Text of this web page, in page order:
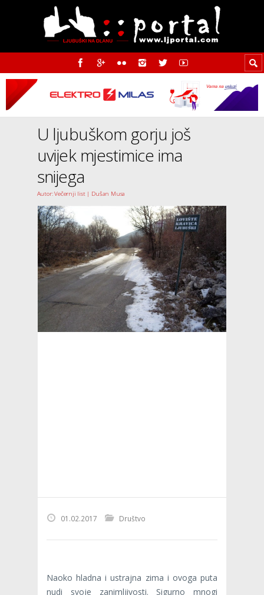
U ljubuškom gorju još
uvijek mjestimice ima
snijega
Autor: Večernji list | Dušan Musa
01.02.2017 Društvo
Naoko hladna i ustrajna zima i ovoga puta
nudi svoje zanimljivosti. Sigurno mnogi